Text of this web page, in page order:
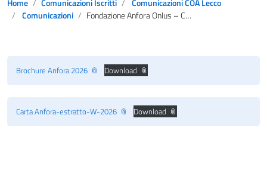
Home Comunicazioni Iscritti
Comunicazioni COA Lecco
Comunicazioni
Fondazione Anfora Onlus – Carta dei Servizi 2026
Brochure Anfora 2026 Download
Carta Anfora-estratto-W-2026 Download